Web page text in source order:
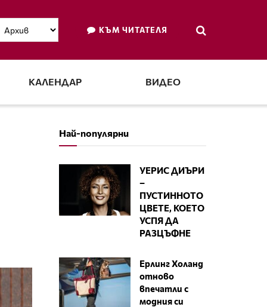
КЪМ ЧИТАТЕЛЯ
КАЛЕНДАР ВИДЕО
Най-популярни
УЕРИС ДИЪРИ
–
ПУСТИННОТО
ЦВЕТЕ, КОЕТО
УСПЯ ДА
РАЗЦЪФНЕ
Ерлинг Холанд
отново
впечатли с
модния си